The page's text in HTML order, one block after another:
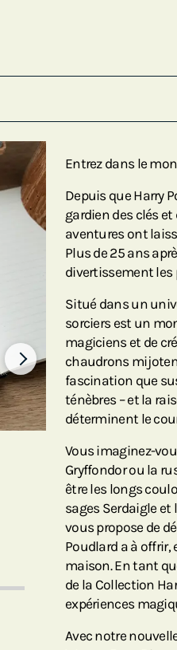
Entrez dans le
Depuis que Harry
gardien des clés et
aventures ont
Plus de 25 ans
divertissement les
Situé dans un
sorciers est un
magiciens et de
chaudrons
fascination que
ténèbres – et la
déterminent le
Vous imaginez-
Gryffondor ou la
être les longs
sages Serdaigle
vous propose de
Poudlard a à offrir,
maison. En tant
de la Collection
expériences
Avec notre